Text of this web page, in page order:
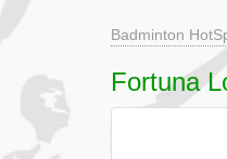
Badminton
Fortuna